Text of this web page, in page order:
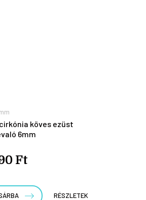
köves ezüst
6mm
Ft
RÉSZLETEK